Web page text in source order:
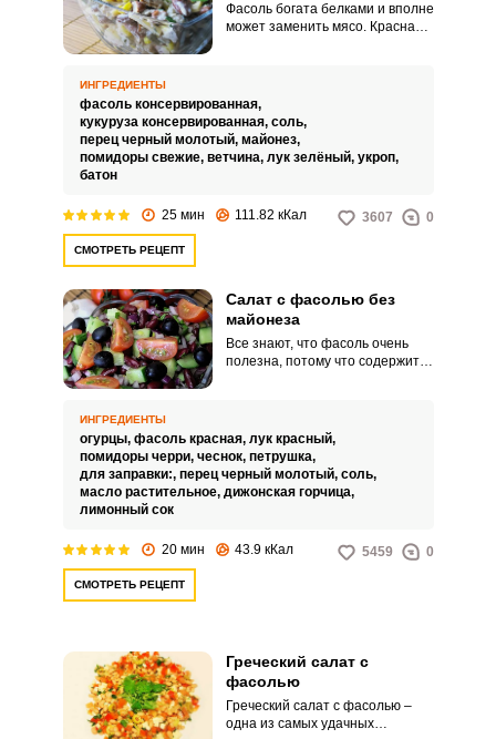
Фасоль богата белками и вполне
может заменить мясо. Красная
перемешивания.
ИНГРЕДИЕНТЫ
фасоль консервированная,
кукуруза консервированная, соль,
перец черный молотый, майонез,
помидоры свежие, ветчина, лук зелёный, укроп,
батон
25 мин 111.82 кКал 3607 0
СМОТРЕТЬ РЕЦЕПТ
Салат с фасолью без
майонеза
Все знают, что фасоль очень
полезна, потому что содержит
этой питательной бобовой
культурой готовят множество
салатов, потому что она
превосходно сочетается с
самыми разнообразными
ИНГРЕДИЕНТЫ
огурцы, фасоль красная, лук красный,
помидоры черри, чеснок, петрушка,
для заправки:, перец черный молотый, соль,
масло растительное, дижонская горчица,
лимонный сок
20 мин 43.9 кКал 5459 0
СМОТРЕТЬ РЕЦЕПТ
Греческий салат с
фасолью
Греческий салат с фасолью –
одна из самых удачных